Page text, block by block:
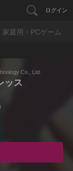
ログイン
家庭用・PCゲーム
Co., Ltd.
ッス